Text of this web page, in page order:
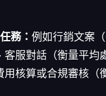
務： 例如行銷文案
服對話（衡量平均
核算或合規審核（